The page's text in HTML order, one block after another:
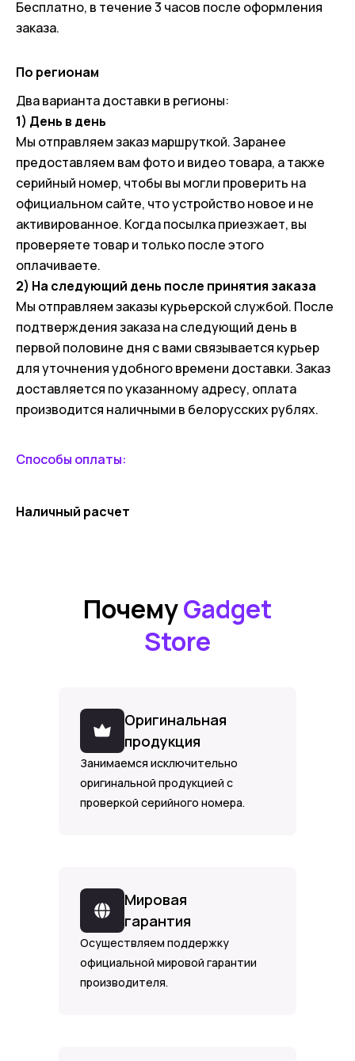
Бесплатно, в течение 3 часов после оформления
заказа.
По регионам
Два варианта доставки в регионы:
1) День в день
Мы отправляем заказ маршруткой. Заранее
предоставляем вам фото и видео товара, а также
серийный номер, чтобы вы могли проверить на
официальном сайте, что устройство новое и не
активированное. Когда посылка приезжает, вы
проверяете товар и только после этого
оплачиваете.
2) На следующий день после принятия заказа
Мы отправляем заказы курьерской службой. После
подтверждения заказа на следующий день в
первой половине дня с вами связывается курьер
для уточнения удобного времени доставки. Заказ
доставляется по указанному адресу, оплата
производится наличными в белорусских рублях.
Способы оплаты:
Наличный расчет
ПочемуGadget
Store
Мировая
гарантия
Осуществляем поддержку
официальной мировой гарантии
производителя.
Оригинальная
продукция
Занимаемся исключительно
оригинальной продукцией с
проверкой серийного номера.